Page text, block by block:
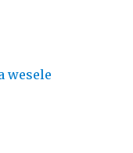
wesele